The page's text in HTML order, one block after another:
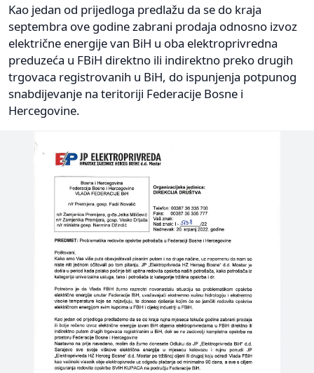
Kao jedan od prijedloga predlažu da se do kraja
septembra ove godine zabrani prodaja odnosno izvoz
električne energije van BiH u oba elektroprivredna
preduzeća u FBiH direktno ili indirektno preko drugih
trgovaca registrovanih u BiH, do ispunjenja potpunog
snabdijevanje na teritoriji Federacije Bosne i
Hercegovine.